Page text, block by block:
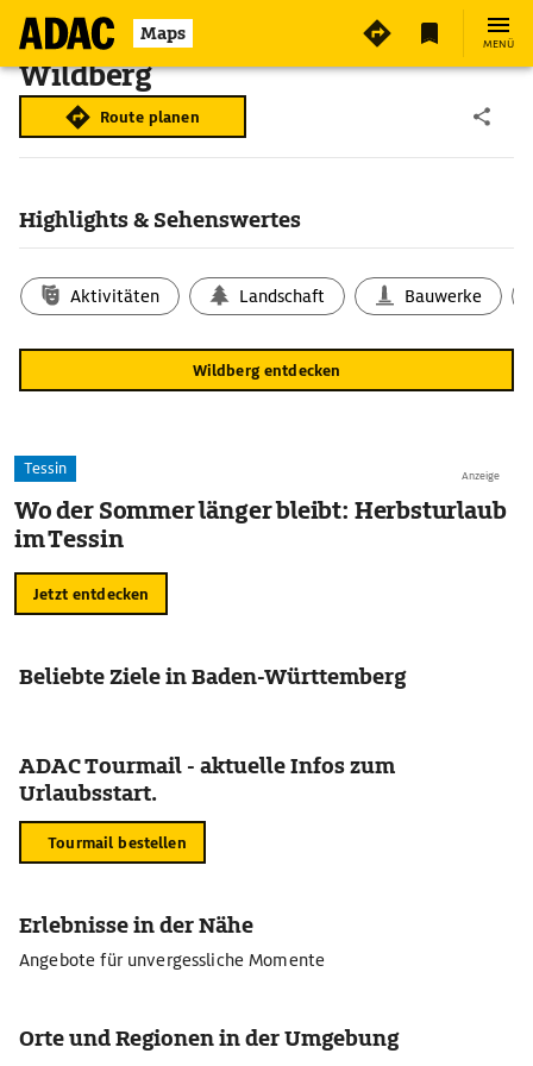
Maps MENÜ
Wildberg
Route planen
Highlights & Sehenswertes
Aktivitäten Landschaft Bauwerke
Wildberg entdecken
Anzeige
Tessin
Wo der Sommer länger bleibt: Herbsturlaub
im Tessin
Jetzt entdecken
Beliebte Ziele in Baden-Württemberg
ADAC Tourmail - aktuelle Infos zum
Urlaubsstart.
Tourmail bestellen
Erlebnisse in der Nähe
Angebote für unvergessliche Momente
Orte und Regionen in der Umgebung